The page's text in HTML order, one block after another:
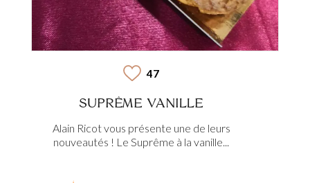
47
SUPRÊME VANILLE
Alain Ricot vous présente une de leurs
nouveautés ! Le Suprême à la vanille...